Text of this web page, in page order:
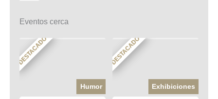
Eventos cerca
DESTACADO
Humor
DESTACADO
Exhibiciones